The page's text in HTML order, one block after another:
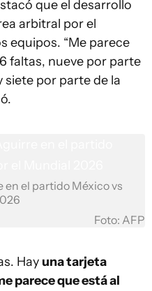
que el desarrollo
arbitral por el
equipos. “Me parece
faltas, nueve por parte
siete por parte de la
en el partido México vs
Foto: AFP
Hay una tarjeta
parece que está al